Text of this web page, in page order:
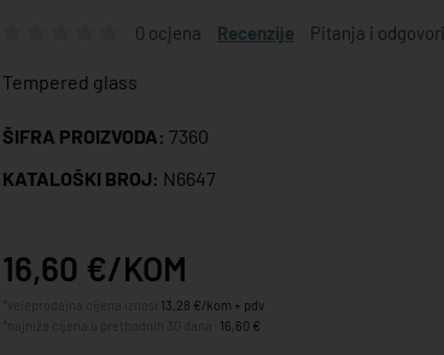
0 ocjena Recenzije Pitanja i odgovori
Tempered glass
ŠIFRA PROIZVODA: 7360
KATALOŠKI BROJ: N6647
16,60 €/KOM
13,28 €/kom + pdv
16,60 €